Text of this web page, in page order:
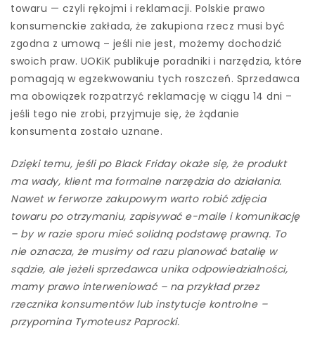
towaru — czyli rękojmi i reklamacji. Polskie prawo
konsumenckie zakłada, że zakupiona rzecz musi być
zgodna z umową – jeśli nie jest, możemy dochodzić
swoich praw. UOKiK publikuje poradniki i narzędzia, które
pomagają w egzekwowaniu tych roszczeń. Sprzedawca
ma obowiązek rozpatrzyć reklamację w ciągu 14 dni –
jeśli tego nie zrobi, przyjmuje się, że żądanie
konsumenta zostało uznane.
Dzięki temu, jeśli po Black Friday okaże się, że produkt
ma wady, klient ma formalne narzędzia do działania.
Nawet w ferworze zakupowym warto robić zdjęcia
towaru po otrzymaniu, zapisywać e-maile i komunikację
– by w razie sporu mieć solidną podstawę prawną. To
nie oznacza, że musimy od razu planować batalię w
sądzie, ale jeżeli sprzedawca unika odpowiedzialności,
mamy prawo interweniować – na przykład przez
rzecznika konsumentów lub instytucje kontrolne –
przypomina Tymoteusz Paprocki.